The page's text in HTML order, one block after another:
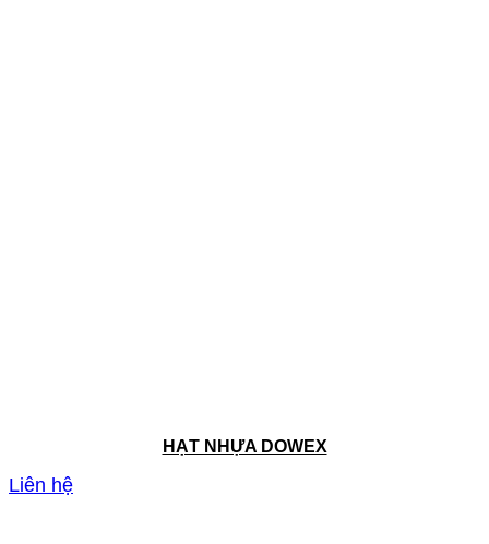
HẠT NHỰA DOWEX
Liên hệ